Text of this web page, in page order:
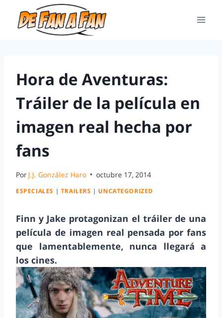
Hora de Aventuras:
Tráiler de la película en
imagen real hecha por
fans
Por J.J. González Haro octubre 17, 2014
ESPECIALES | TRAILERS | UNCATEGORIZED
Finn y Jake protagonizan el tráiler de una
película de imagen real pensada por fans
que lamentablemente, nunca llegará a
los cines.